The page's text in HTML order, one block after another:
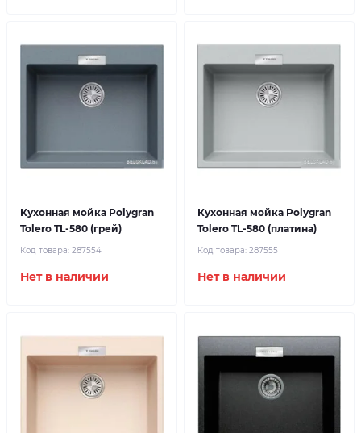
Кухонная мойка Polygran
Tolero TL-580 (грей)
Код товара: 287554
Нет в наличии
Кухонная мойка Polygran
Tolero TL-580 (платина)
Код товара: 287555
Нет в наличии